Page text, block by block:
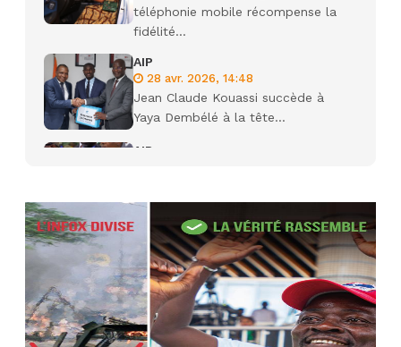
téléphonie mobile récompense la
fidélité...
AIP
28 avr. 2026, 14:48
Jean Claude Kouassi succède à
Yaya Dembélé à la tête...
AIP
Camara tué lors d’attaques...
22 avr. 2026, 16:41
Des bureaux ravagés dans un
incendie survenu à la mairie...
AIP
10 avr. 2026, 09:48